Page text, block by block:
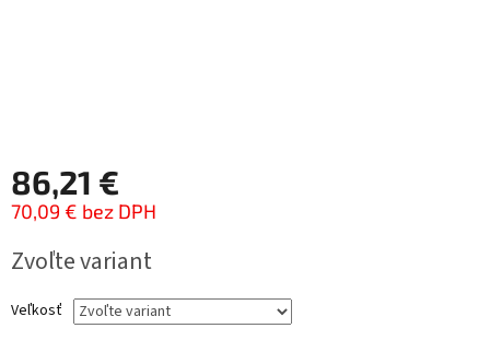
86,21 €
70,09 € bez DPH
cena:
Zvoľte variant
Veľkosť